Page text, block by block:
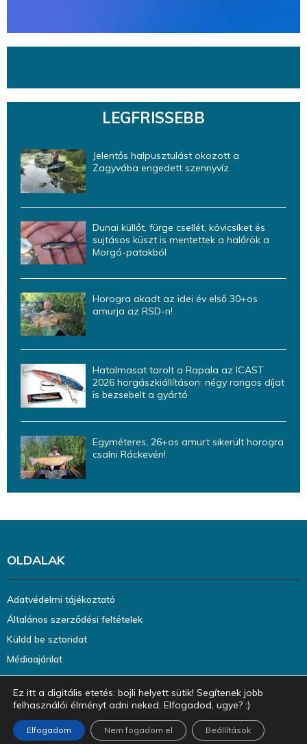
LEGFRISSEBB
Jelentős halpusztulást okozott a
Zagyvába engedett szennyvíz
Dunai küllőt, fürge csellét, kövicsíket és
sujtásos küszt is mentettek a halőrök a
Morgó-patakból
Horogra akadt az idei év első 30+os
amurja az RSD-n!
Hatalmasat tarolt a Rapala az ICAST
2026 horgászkiállításon: négy rangos díjat
is bezsebelt a gyártó
Egyméteres, 26+os amurt sikerült horogra
csalni Ráckevén!
OLDALAK
Adatvédelmi tájékoztató
Általános szerződési feltételek
Küldd be sztoridat
Médiaajánlat
@2023 - halazin.hu. Minden jog fenntartva.
Ez itt a digitális etetés: bojli helyett sütik! Segítenek jobb
felhasználói élményt adni neked. Elfogadod, ugye? :)
Elfogadom Nem fogadom el Beállítások